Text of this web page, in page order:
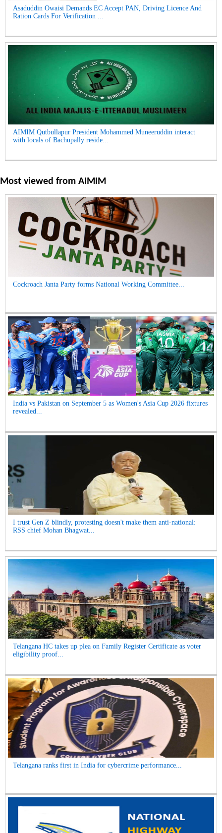
Asaduddin Owaisi Demands EC Accept PAN, Driving Licence And
Ration Cards For Verification ...
AIMIM Qutbullapur President Mohammed Muneeruddin interact
with locals of Bachupally reside...
Most viewed from AIMIM
Cockroach Janta Party forms National Working Committee...
India vs Pakistan on September 5 as Women's Asia Cup 2026 fixtures
revealed...
I trust Gen Z blindly, protesting doesn't make them anti-national:
RSS chief Mohan Bhagwat...
Telangana HC takes up plea on Family Register Certificate as voter
eligibility proof...
Telangana ranks first in India for cybercrime performance...